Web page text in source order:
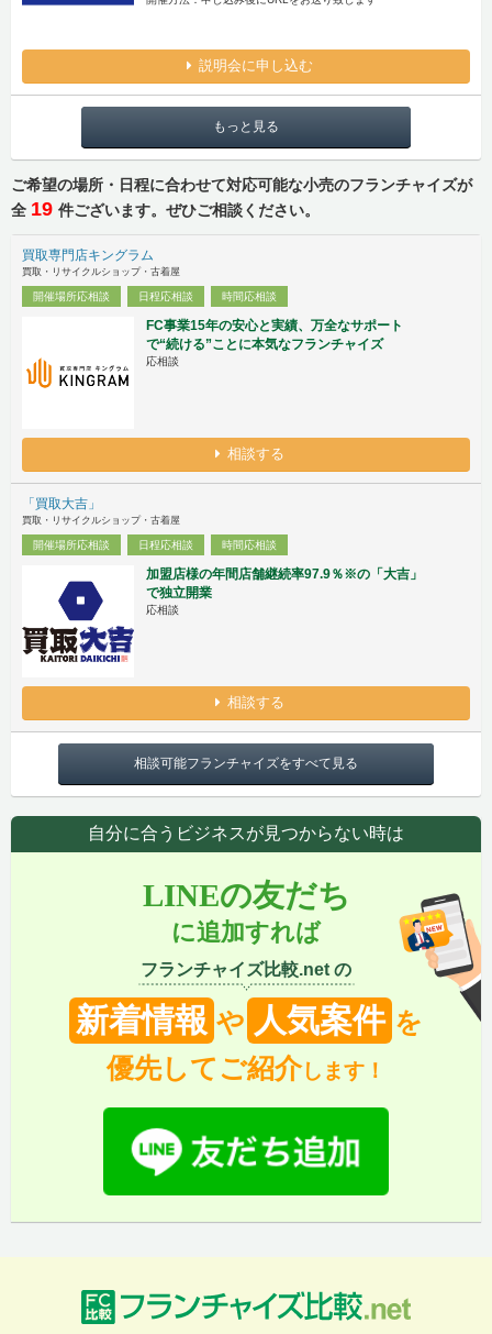
説明会に申し込む
もっと見る
ご希望の場所・日程に合わせて対応可能な小売のフランチャイズが
全 19 件ございます。ぜひご相談ください。
買取専門店キングラム
買取・リサイクルショップ・古着屋
開催場所応相談 日程応相談 時間応相談
FC事業15年の安心と実績、万全なサポート
で“続ける”ことに本気なフランチャイズ
応相談
相談する
「買取大吉」
買取・リサイクルショップ・古着屋
開催場所応相談 日程応相談 時間応相談
加盟店様の年間店舗継続率97.9％※の「大吉」
で独立開業
応相談
相談する
相談可能フランチャイズをすべて見る
自分に合うビジネスが見つからない時は
LINEの友だち
に追加すれば
フランチャイズ比較.net の
新着情報 や 人気案件 を
優先してご紹介します！